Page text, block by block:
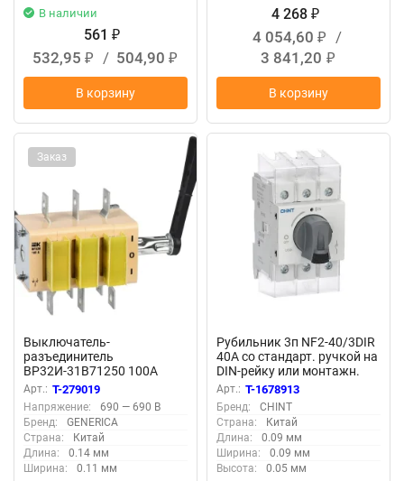
В наличии
561 ₽
532,95 ₽ / 504,90 ₽
В корзину
4 268 ₽
4 054,60 ₽
/
3 841,20 ₽
В корзину
Заказ
Выключатель-
разъединитель
ВР32И-31В71250 100А
GENERICA SRK01-211-100
Арт.: T-279019
Напряжение:
690 — 690 В
Бренд:
GENERICA
Страна:
Китай
Длина:
0.14 мм
Ширина:
0.11 мм
Рубильник 3п NF2-40/3DIR
40А со стандарт. ручкой на
DIN-рейку или монтажн.
плату (R) CHINT 324158
Арт.: T-1678913
Бренд:
CHINT
Страна:
Китай
Длина:
0.09 мм
Ширина:
0.09 мм
Высота:
0.05 мм